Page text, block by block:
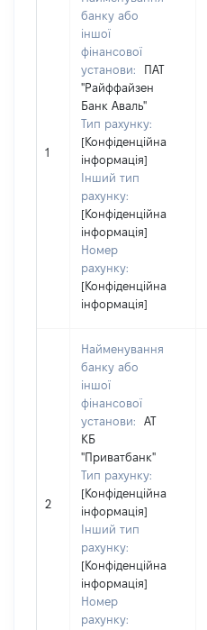
1
банку або
іншої
фінансової
установи:
ПАТ
"Райффайзен
Банк Аваль"
Тип рахунку:
[Конфіденційна
інформація]
Інший тип
рахунку:
[Конфіденційна
інформація]
Номер
рахунку:
[Конфіденційна
інформація]
2
Найменування
банку або
іншої
фінансової
установи:
АТ
КБ
"Приватбанк"
Тип рахунку:
[Конфіденційна
інформація]
Інший тип
рахунку:
[Конфіденційна
інформація]
Номер
рахунку: